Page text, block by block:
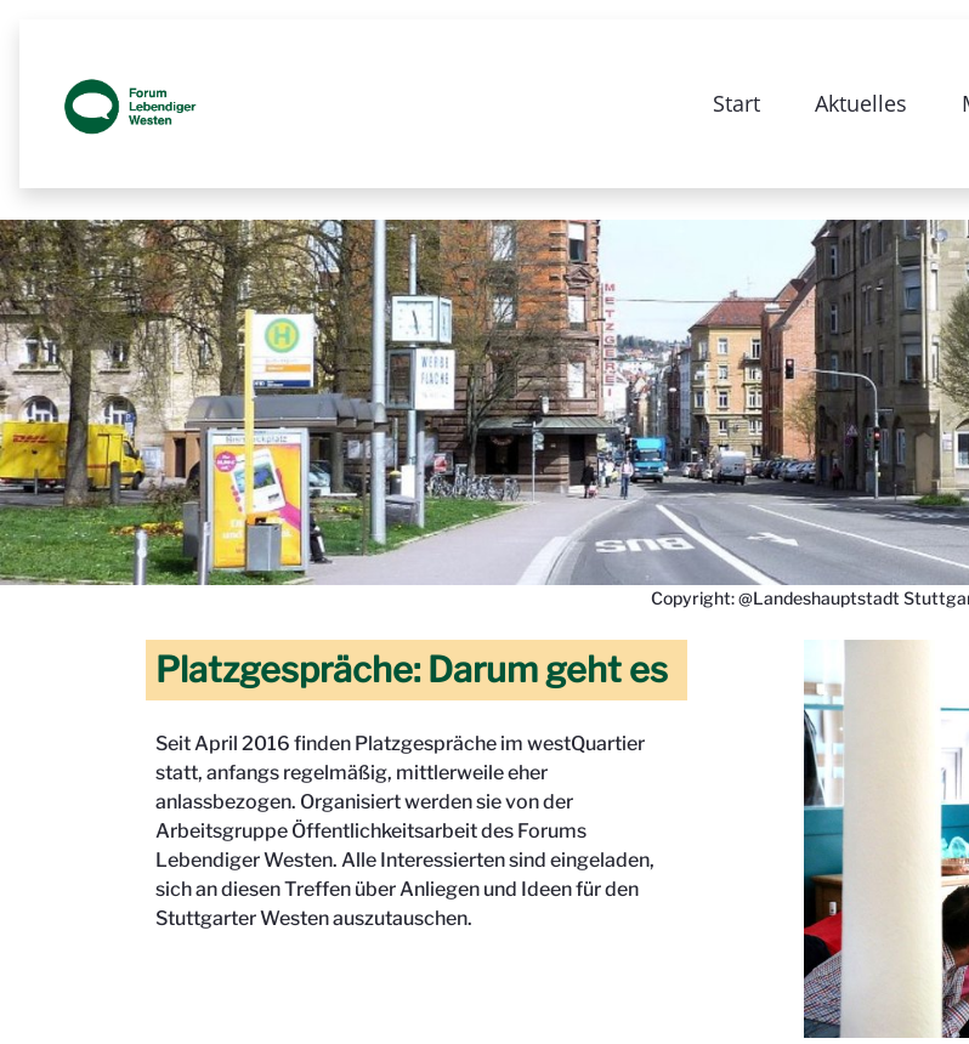
Start Aktuelles
Copyright: @Landeshauptstadt
Platzgespräche: Darum geht es
Seit April 2016 finden Platzgespräche im westQuartier
statt, anfangs regelmäßig, mittlerweile eher
anlassbezogen. Organisiert werden sie von der
Arbeitsgruppe Öffentlichkeitsarbeit des Forums
Lebendiger Westen. Alle Interessierten sind eingeladen,
sich an diesen Treffen über Anliegen und Ideen für den
Stuttgarter Westen auszutauschen.